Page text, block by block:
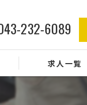
232-6089
求人一覧